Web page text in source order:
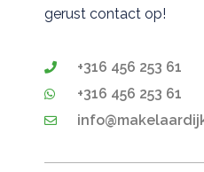
gerust contact op!
+316 456 253 61
+316 456 253 61